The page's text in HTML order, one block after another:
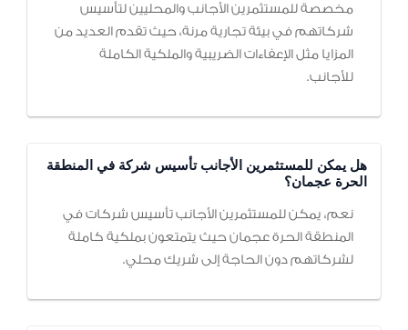
مخصصة للمستثمرين الأجانب والمحليين لتأسيس
شركاتهم في بيئة تجارية مرنة، حيث تقدم العديد من
المزايا مثل الإعفاءات الضريبية والملكية الكاملة
للأجانب.
هل يمكن للمستثمرين الأجانب تأسيس شركة في المنطقة
الحرة عجمان؟
نعم، يمكن للمستثمرين الأجانب تأسيس شركات في
المنطقة الحرة عجمان حيث يتمتعون بملكية كاملة
لشركاتهم دون الحاجة إلى شريك محلي.